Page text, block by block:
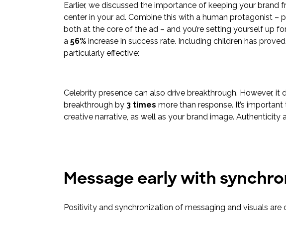
Earlier, we discussed the importance of keeping your brand
center in your ad. Combine this with a human protagonist –
both at the core of the ad – and you’re setting yourself up
a 56% increase in success rate. Including children has
particularly effective:
Celebrity presence can also drive breakthrough. However,
breakthrough by 3 times more than response. It’s
creative narrative, as well as your brand image. Authenticity
Message early with
Positivity and synchronization of messaging and visuals are